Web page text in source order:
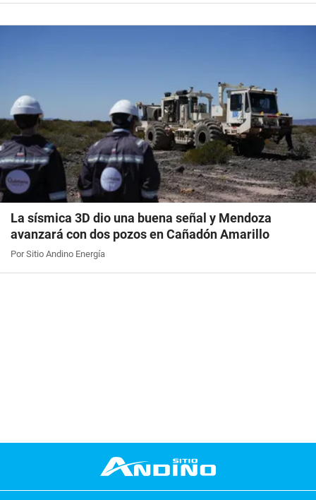
La sísmica 3D dio una buena señal y Mendoza
avanzará con dos pozos en Cañadón Amarillo
Por Sitio Andino Energía